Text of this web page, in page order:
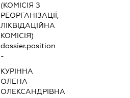
(КОМІСІЯ З
РЕОРГАНІЗАЦІЇ,
ЛІКВІДАЦІЙНА
КОМІСІЯ)
dossier.position
-
КУРІННА
ОЛЕНА
ОЛЕКСАНДРІВНА